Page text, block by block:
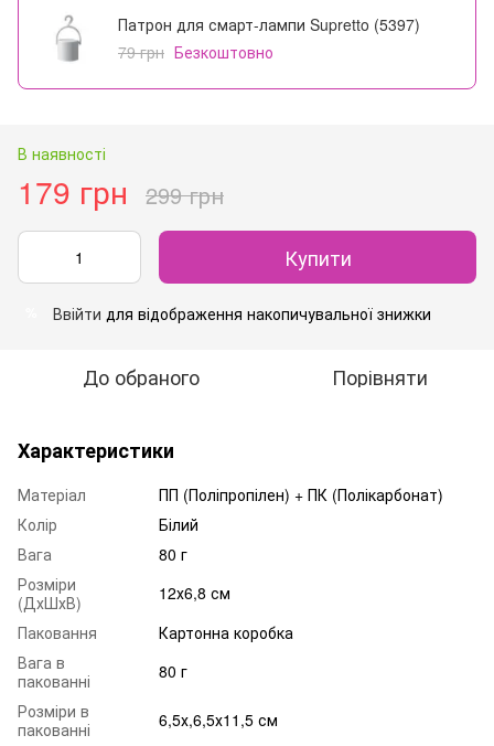
Патрон для смарт-лампи Supretto (5397)
79 грн Безкоштовно
В наявності
179 грн 299 грн
Купити
Ввійти для відображення накопичувальної знижки
До обраного Порівняти
Характеристики
Матеріал
ПП (Поліпропілен) + ПК (Полікарбонат)
Колір
Білий
Вага
80 г
Розміри
(ДхШхВ)
12х6,8 см
Паковання
Картонна коробка
Вага в
пакованні
80 г
Розміри в
пакованні
6,5х,6,5х11,5 см